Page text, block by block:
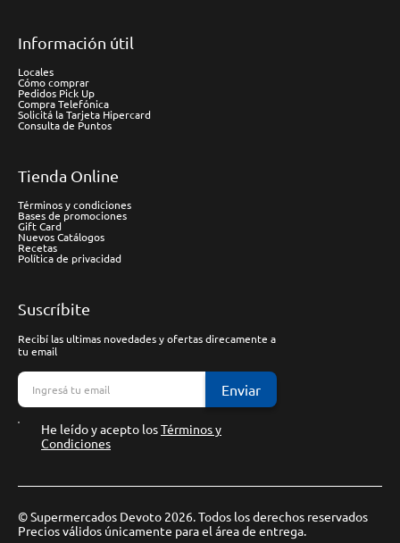
Información útil
Locales
Cómo comprar
Pedidos Pick Up
Compra Telefónica
Solicitá la Tarjeta Hipercard
Consulta de Puntos
Tienda Online
Términos y condiciones
Bases de promociones
Gift Card
Nuevos Catálogos
Recetas
Política de privacidad
Suscríbite
Recibí las ultimas novedades y ofertas direcamente a
tu email
Enviar
He leído y acepto losTérminos y
Condiciones
© Supermercados Devoto 2026. Todos los derechos reservados
Precios válidos únicamente para el área de entrega.